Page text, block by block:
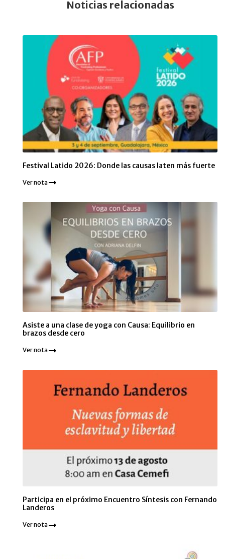
Noticias relacionadas
Festival Latido 2026: Donde las causas laten más fuerte
Ver nota
Asiste a una clase de yoga con Causa: Equilibrio en
brazos desde cero
Ver nota
Participa en el próximo Encuentro Síntesis con Fernando
Landeros
Ver nota